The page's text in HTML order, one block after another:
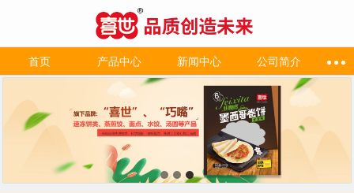
首页 产品中心 新闻中心 公司简介